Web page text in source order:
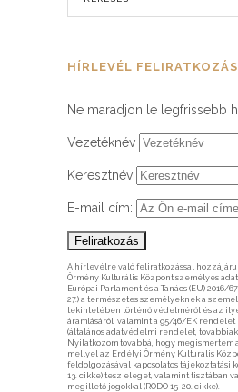
HÍRLEVÉL FELIRATKOZÁS
Ne maradjon le legfrissebb
Vezetéknév
Keresztnév
E-mail cím:
A hírlevélre való feliratkozással
Örmény Kulturális Központ személyes
Európai Parlament és a Tanács (EU) 2016/
27.) a természetes személyeknek a
tekintetében történő védelméről és az
áramlásáról, valamint a 95/46/EK
(általános adatvédelmi rendelet,
Nyilatkozom továbbá, hogy megismertem
mellyel az Erdélyi Örmény Kulturális
feldolgozásával kapcsolatos tájékoztatási
13. cikke) tesz eleget, valamint tisztában
megillető jogokkal (RODO 15-20. cikke).